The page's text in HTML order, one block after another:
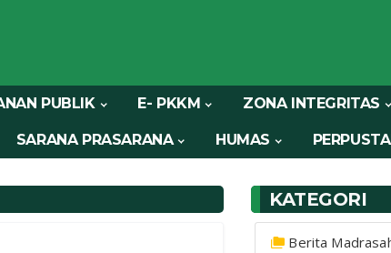
PUBLIK E- PKKM ZONA INTEGRITAS
SARANA PRASARANA HUMAS
KATEGORI
Berita